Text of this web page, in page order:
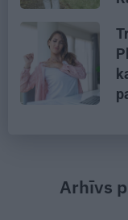
Arhīvs